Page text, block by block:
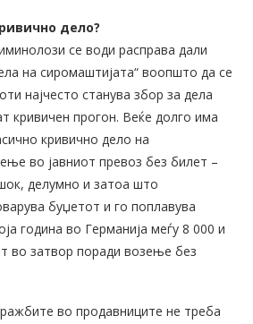
дело?
се води расправа дали
на сиромаштијата“ воопшто да се
најчесто станува збор за дела
кривичен прогон. Веќе долго има
кривично дело на
во јавниот превоз без билет –
делумно и затоа што
буџетот и го поплавува
година во Германија меѓу 8 000 и
во затвор поради возење без
во продавниците не треба